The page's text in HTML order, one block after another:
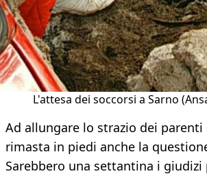
L'attesa dei soccorsi a Sarno
Ad allungare lo strazio dei
rimasta in piedi anche la
Sarebbero una settantina i giudizi